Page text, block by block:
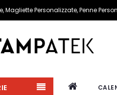
Magliette Personalizzate, Penne